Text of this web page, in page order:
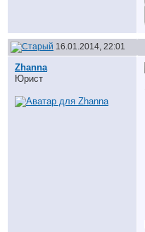
16.01.2014, 22:01
Zhanna
Юрист